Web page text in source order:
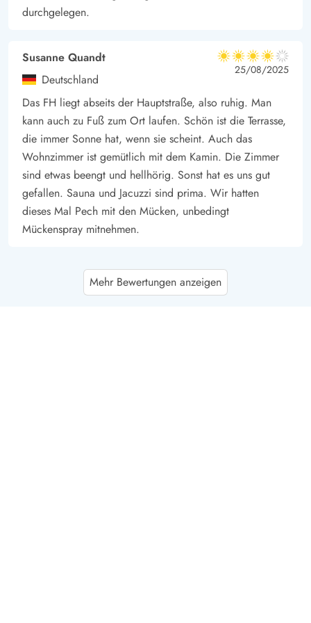
durchgelegen.
Susanne Quandt
Deutschland
4 von 5
4 von 5
4 out of 5
25/08/2025
Das FH liegt abseits der Hauptstraße, also ruhig. Man
kann auch zu Fuß zum Ort laufen. Schön ist die Terrasse,
die immer Sonne hat, wenn sie scheint. Auch das
Wohnzimmer ist gemütlich mit dem Kamin. Die Zimmer
sind etwas beengt und hellhörig. Sonst hat es uns gut
gefallen. Sauna und Jacuzzi sind prima. Wir hatten
dieses Mal Pech mit den Mücken, unbedingt
Mückenspray mitnehmen.
Deutschland
4.5 von 5
4.5 out of 5
Mehr Bewertungen anzeigen